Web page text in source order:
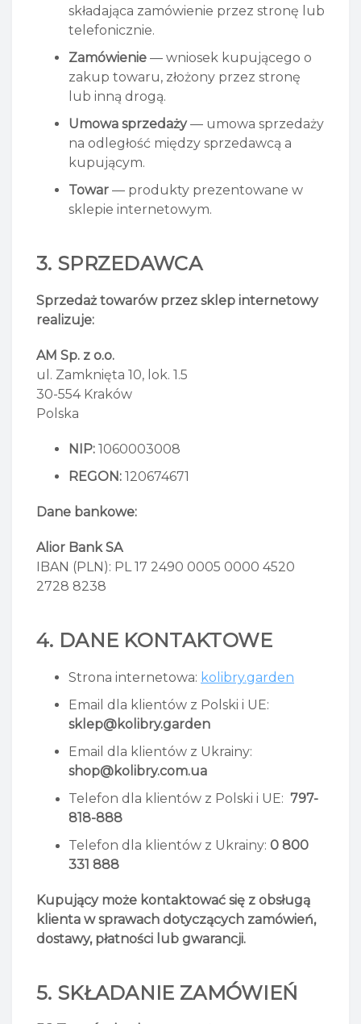
składająca zamówienie przez stronę lub
telefonicznie.
Zamówienie — wniosek kupującego o
zakup towaru, złożony przez stronę
lub inną drogą.
Umowa sprzedaży— umowa sprzedaży
na odległość między sprzedawcą a
kupującym.
Towar — produkty prezentowane w
sklepie internetowym.
3. SPRZEDAWCA
Sprzedaż towarów przez sklep internetowy
realizuje:
AM Sp. z o.o.
ul. Zamknięta 10, lok. 1.5
30-554 Kraków
Polska
NIP: 1060003008
REGON: 120674671
Dane bankowe:
Alior Bank SA
IBAN (PLN): PL 17 2490 0005 0000 4520
2728 8238
4. DANE KONTAKTOWE
Strona internetowa: kolibry.garden
Email dla klientów z Polski i UE:
sklep@kolibry.garden
Email dla klientów z Ukrainy:
shop@kolibry.com.ua
Telefon dla klientów z Polski i UE: 797-
818-888
Telefon dla klientów z Ukrainy: 0 800
331 888
Kupujący może kontaktować się z obsługą
klienta w sprawach dotyczących zamówień,
dostawy, płatności lub gwarancji.
5. SKŁADANIE ZAMÓWIEŃ